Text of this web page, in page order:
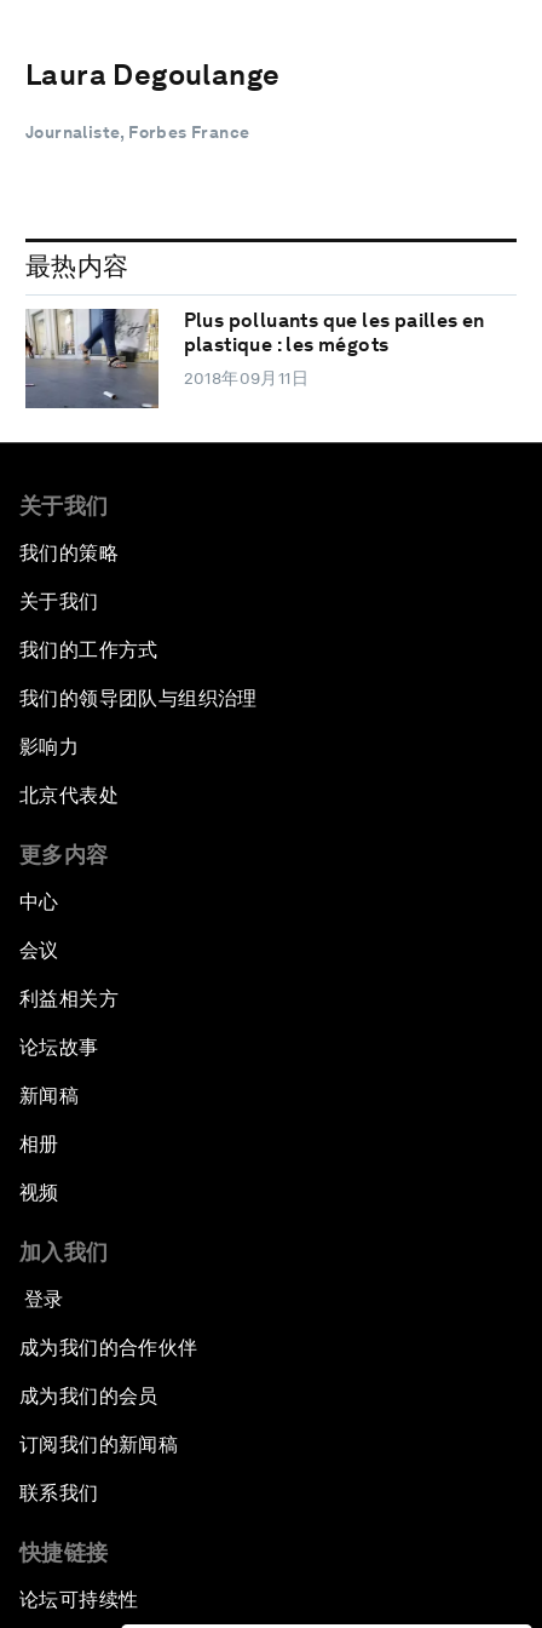
Laura Degoulange
Journaliste, Forbes France
最热内容
Plus polluants que les pailles en
plastique : les mégots
2018年09月11日
关于我们
我们的策略
关于我们
我们的工作方式
我们的领导团队与组织治理
影响力
北京代表处
更多内容
中心
会议
利益相关方
论坛故事
新闻稿
相册
视频
加入我们
登录
成为我们的合作伙伴
成为我们的会员
订阅我们的新闻稿
联系我们
快捷链接
论坛可持续性